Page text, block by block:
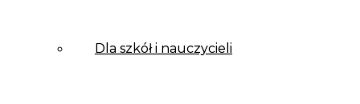
Dla szkół i nauczycieli